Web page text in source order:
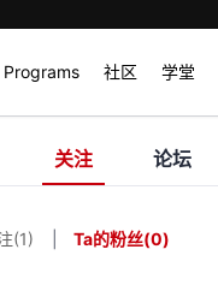
Programs 社区 学堂
关注 论坛
(1) Ta的粉丝(0)